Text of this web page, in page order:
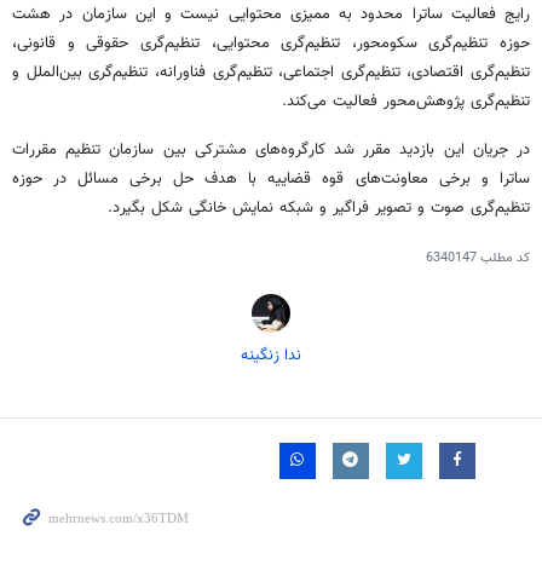
رایج فعالیت ساترا محدود به ممیزی محتوایی نیست و این سازمان در هشت
حوزه تنظیم‌گری سکومحور، تنظیم‌گری محتوایی، تنظیم‌گری حقوقی و قانونی،
تنظیم‌گری اقتصادی، تنظیم‌گری اجتماعی، تنظیم‌گری فناورانه، تنظیم‌گری بین‌الملل و
تنظیم‌گری پژوهش‌محور فعالیت می‌کند.
در جریان این بازدید مقرر شد کارگروه‌های مشترکی بین سازمان تنظیم مقررات
ساترا و برخی معاونت‌های قوه قضاییه با هدف حل برخی مسائل در حوزه
تنظیم‌گری صوت و تصویر فراگیر و شبکه نمایش خانگی شکل بگیرد.
کد مطلب6340147
ندا زنگینه